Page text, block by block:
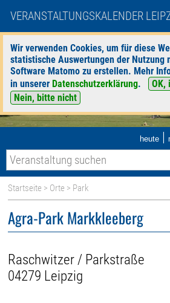
VERANSTALTUNGSKALENDER
Wir verwenden Cookies, um für diese
statistische Auswertungen der
Software Matomo zu erstellen. Mehr
in unserer Datenschutzerklärung.
OK,
Nein, bitte nicht
heute |
Startseite > Orte > Park
Agra-Park Markkleeberg
Raschwitzer / Parkstraße
04279 Leipzig